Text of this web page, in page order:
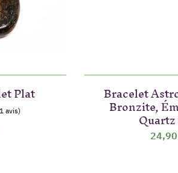
Plat Bracelet
Bronzite,